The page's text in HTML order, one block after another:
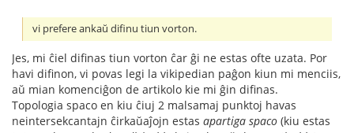
vi prefere ankaŭ difinu tiun vorton.
Jes, mi ĉiel difinas tiun vorton ĉar ĝi ne estas ofte uzata. Por
havi difinon, vi povas legi la vikipedian paĝon kiun mi menciis,
aŭ mian komenciĝon de artikolo kie mi ĝin difinas.
Topologia spaco en kiu ĉiuj 2 malsamaj punktoj havas
neintersekcantajn ĉirkaŭaĵojn estas apartiga spaco (kiu estas